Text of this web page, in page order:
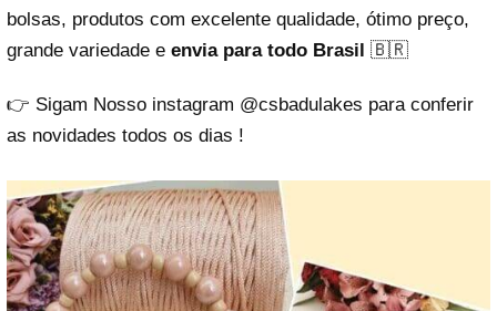
bolsas, produtos com excelente qualidade, ótimo preço,
grande variedade e envia para todo Brasil 🇧🇷
👉 Sigam Nosso instagram @csbadulakes para conferir
as novidades todos os dias !